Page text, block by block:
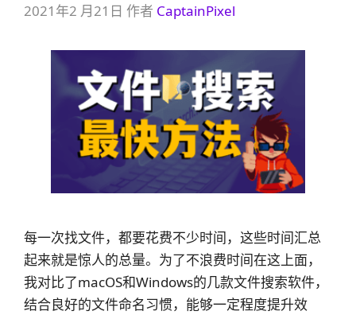
2021年2 月21日 作者 CaptainPixel
每一次找文件，都要花费不少时间，这些时间汇总
起来就是惊人的总量。为了不浪费时间在这上面，
我对比了macOS和Windows的几款文件搜索软件，
结合良好的文件命名习惯，能够一定程度提升效